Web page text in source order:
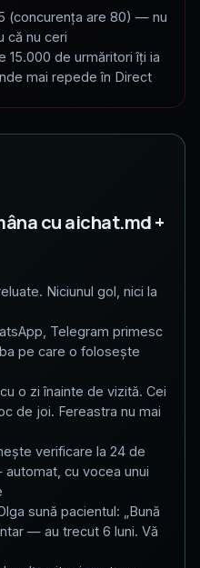
(concurența are 80) — nu
că nu ceri
15.000 de urmăritori îți ia
mai repede în Direct
cu aichat.md +
Niciunul gol, nici la
Telegram primesc
pe care o folosește
o zi înainte de vizită. Cei
de joi. Fereastra nu mai
verificare la 24 de
cu vocea unui
sună pacientul: „Bună
— au trecut 6 luni. Vă